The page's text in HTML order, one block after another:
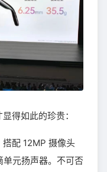
得如此的珍贵：
配 12MP 摄像头
单元扬声器。不可否